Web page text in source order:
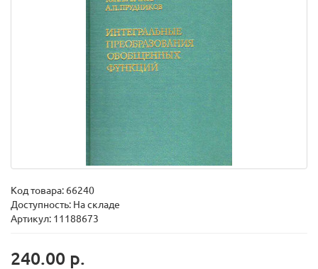
Код товара: 66240
Доступность: На складе
Артикул: 11188673
240.00 р.